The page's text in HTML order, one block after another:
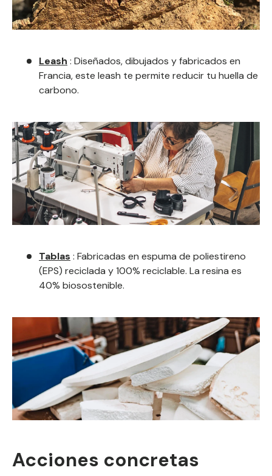
Leash : Diseñados, dibujados y fabricados en
Francia, este leash te permite reducir tu huella de
carbono.
Tablas : Fabricadas en espuma de poliestireno
(EPS) reciclada y 100% reciclable. La resina es
40% biosostenible.
Acciones concretas